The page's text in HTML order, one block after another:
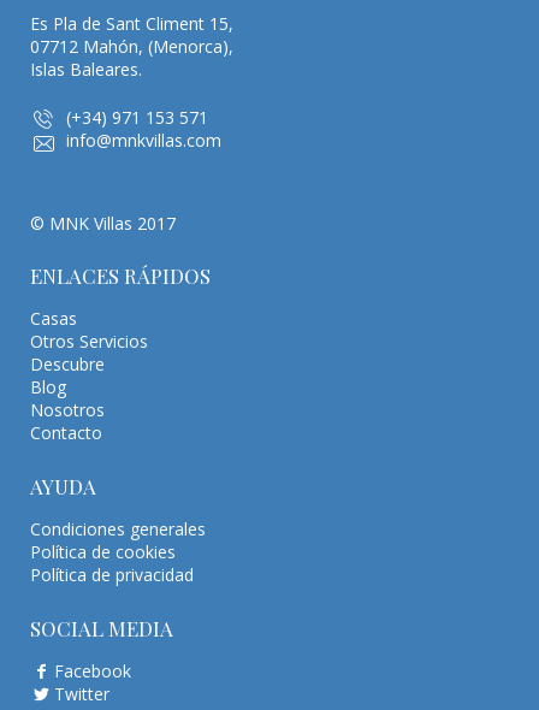
Es Pla de Sant Climent 15,
07712 Mahón, (Menorca),
Islas Baleares.
(+34) 971 153 571
info@mnkvillas.com
© MNK Villas 2017
ENLACES RÁPIDOS
Casas
Otros Servicios
Descubre
Blog
Nosotros
Contacto
AYUDA
Condiciones generales
Política de cookies
Política de privacidad
SOCIAL MEDIA
Facebook
Twitter